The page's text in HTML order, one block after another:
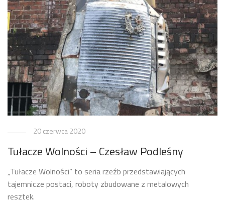
20 czerwca 2020
Tułacze Wolności – Czesław Podleśny
„Tułacze Wolności” to seria rzeźb przedstawiających
tajemnicze postaci, roboty zbudowane z metalowych
resztek.